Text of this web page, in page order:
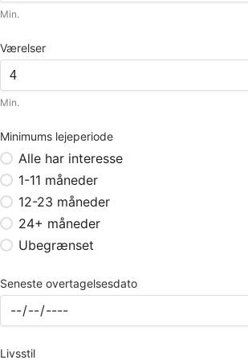
Min.
Værelser
Min.
Minimums lejeperiode
Alle har interesse
1-11 måneder
12-23 måneder
24+ måneder
Ubegrænset
Seneste overtagelsesdato
Livsstil